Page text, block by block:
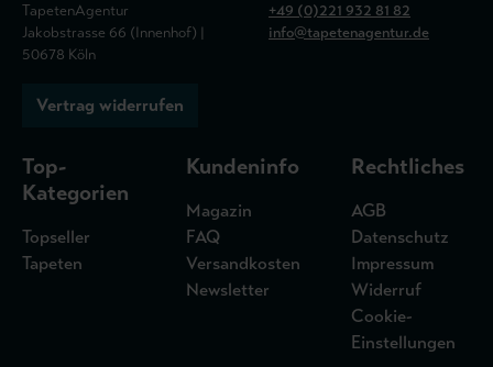
TapetenAgentur
Jakobstrasse 66 (Innenhof) |
50678 Köln
+49 (0)221 932 81 82
info@tapetenagentur.de
Vertrag widerrufen
Top-
Kategorien
Topseller
Tapeten
Kundeninfo
Magazin
FAQ
Versandkosten
Newsletter
Rechtliches
AGB
Datenschutz
Impressum
Widerruf
Cookie-
Einstellungen